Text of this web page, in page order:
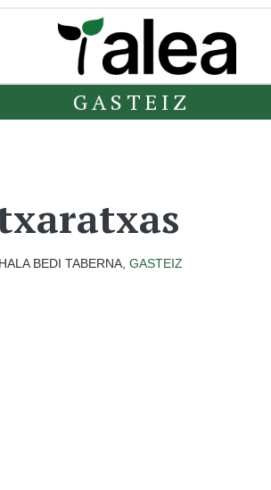
GASTEIZ
HALA BEDI TABERNA, GASTEIZ